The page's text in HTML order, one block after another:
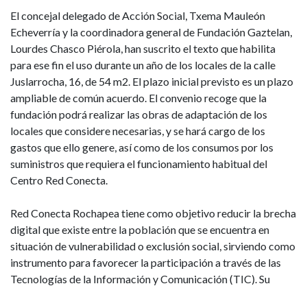
El concejal delegado de Acción Social, Txema Mauleón
Echeverría y la coordinadora general de Fundación Gaztelan,
Lourdes Chasco Piérola, han suscrito el texto que habilita
para ese fin el uso durante un año de los locales de la calle
Juslarrocha, 16, de 54 m2. El plazo inicial previsto es un plazo
ampliable de común acuerdo. El convenio recoge que la
fundación podrá realizar las obras de adaptación de los
locales que considere necesarias, y se hará cargo de los
gastos que ello genere, así como de los consumos por los
suministros que requiera el funcionamiento habitual del
Centro Red Conecta.
Red Conecta Rochapea tiene como objetivo reducir la brecha
digital que existe entre la población que se encuentra en
situación de vulnerabilidad o exclusión social, sirviendo como
instrumento para favorecer la participación a través de las
Tecnologías de la Información y Comunicación (TIC). Su